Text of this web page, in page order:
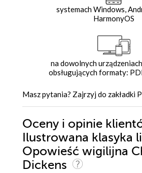
systemach Windows,
HarmonyOS
na dowolnych
obsługujących formaty:
Masz pytania? Zajrzyj do zakładki
Oceny i opinie
Ilustrowana klasyka
Opowieść wigilijna
Dickens